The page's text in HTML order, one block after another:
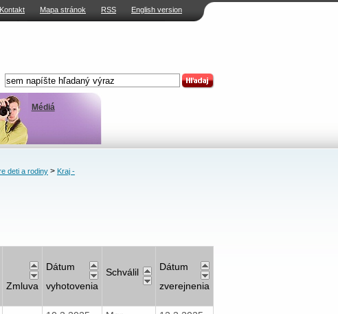
Kontakt Mapa stránok RSS English version
Médiá
deti a rodiny> Kraj -
Zmluva
Dátum
vyhotovenia
Schválil
Dátum
zverejnenia